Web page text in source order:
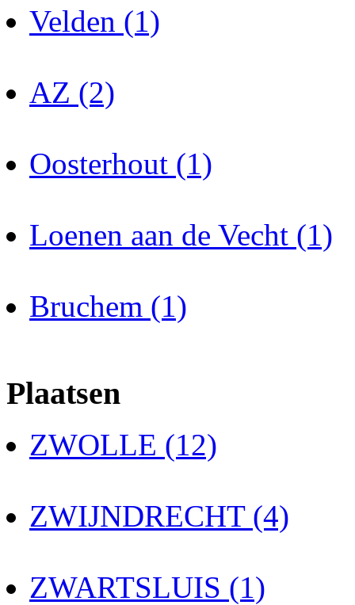
Velden (1)
AZ (2)
Oosterhout (1)
Loenen aan de Vecht (1)
Bruchem (1)
Plaatsen
ZWOLLE (12)
ZWIJNDRECHT (4)
ZWARTSLUIS (1)